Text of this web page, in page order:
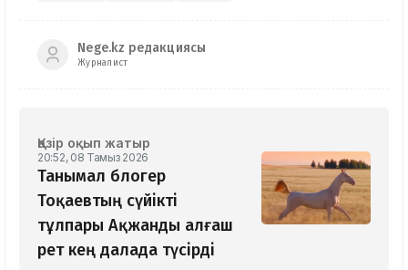
Nege.kz редакциясы
Журналист
Қазір оқып жатыр
20:52, 08 Тамыз 2026
Танымал блогер
Тоқаевтың сүйікті
тұлпары Ақжанды алғаш
рет кең далада түсірді